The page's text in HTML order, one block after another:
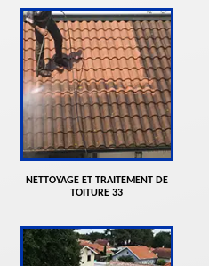
NETTOYAGE ET TRAITEMENT DE
TOITURE 33